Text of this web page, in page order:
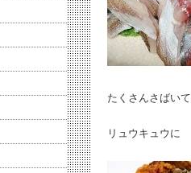
たくさんさばいて
リュウキュウに